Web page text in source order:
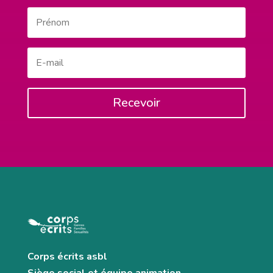
Recevoir
Corps écrits asbl